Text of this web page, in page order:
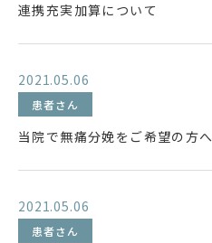
連携充実加算について
2021.05.06
患者さん
当院で無痛分娩をご希望の方へ
2021.05.06
患者さん